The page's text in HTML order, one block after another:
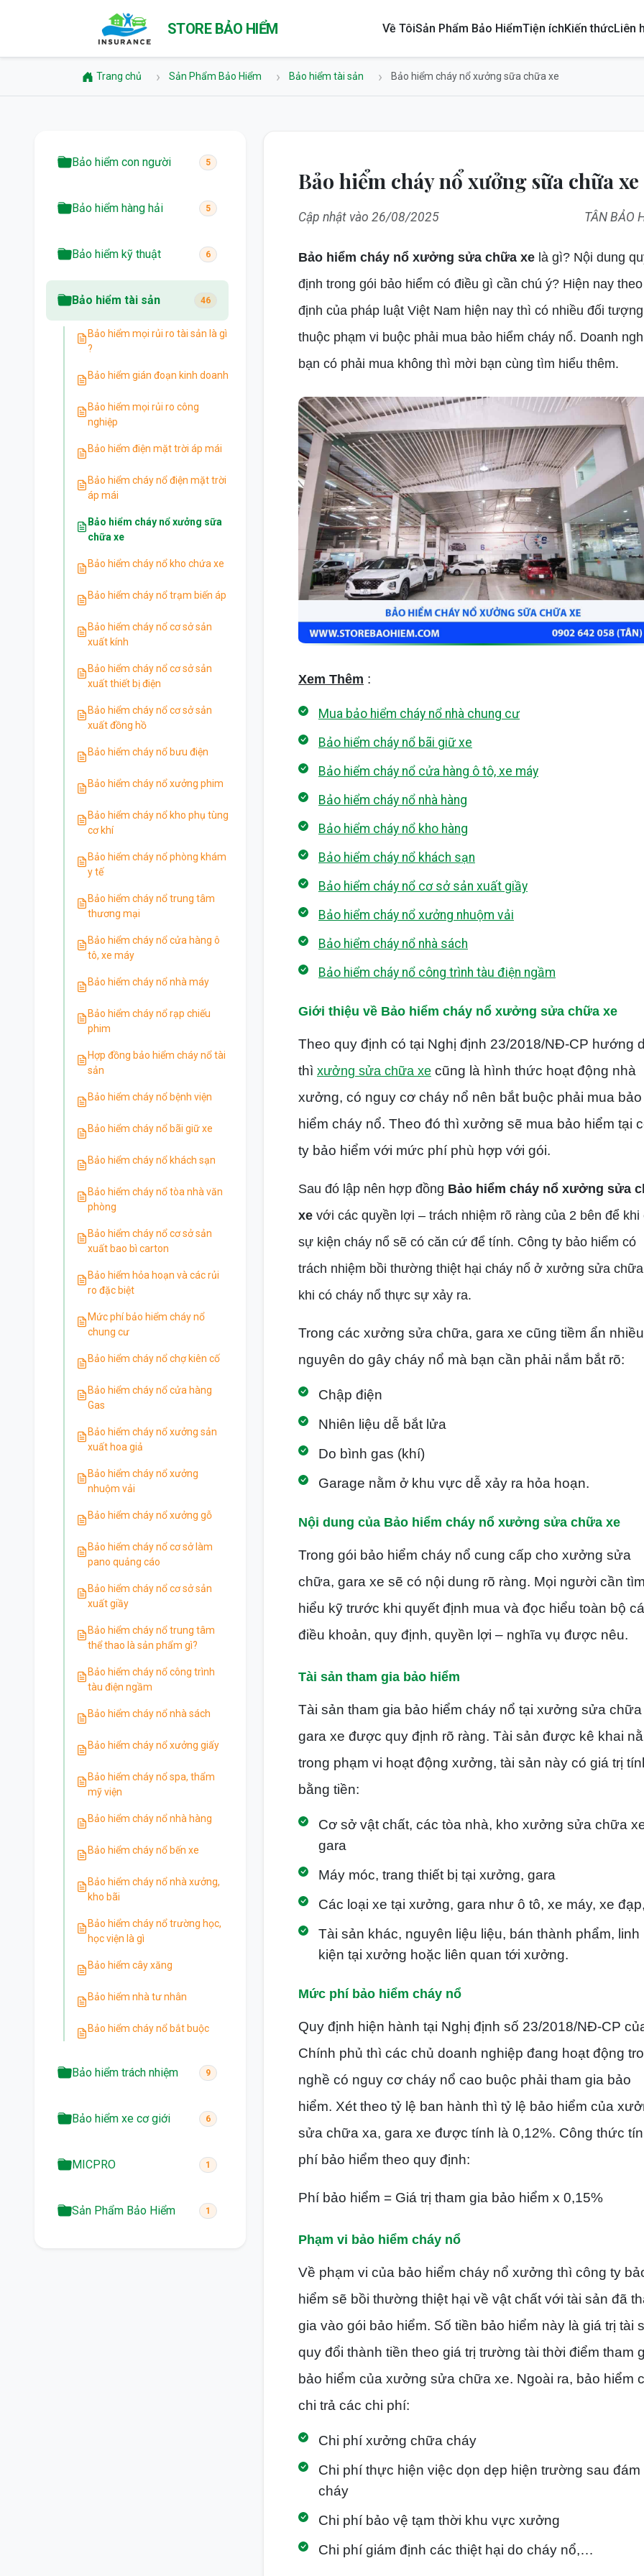
STORE BẢO HIỂM Về TôiSản Phẩm Bảo HiểmTiện íchKiến thứcLiên
Trang chủ Sản Phẩm Bảo Hiểm Bảo hiểm tài sản Bảo hiểm cháy nổ xưởng sữa chữa xe
Bảo hiểm con người 5
Bảo hiểm hàng hải 5
Bảo hiểm kỹ thuật 6
Bảo hiểm tài sản 46
Bảo hiểm mọi rủi ro tài sản là gì
?
Bảo hiểm gián đoạn kinh doanh
Bảo hiểm mọi rủi ro công
nghiệp
Bảo hiểm điện mặt trời áp mái
Bảo hiểm cháy nổ điện mặt trời
áp mái
Bảo hiểm cháy nổ xưởng sữa
chữa xe
Bảo hiểm cháy nổ kho chứa xe
Bảo hiểm cháy nổ trạm biến áp
Bảo hiểm cháy nổ cơ sở sản
xuất kính
Bảo hiểm cháy nổ cơ sở sản
xuất thiết bị điện
Bảo hiểm cháy nổ cơ sở sản
xuất đồng hồ
Bảo hiểm cháy nổ bưu điện
Bảo hiểm cháy nổ xưởng phim
Bảo hiểm cháy nổ kho phụ tùng
cơ khí
Bảo hiểm cháy nổ phòng khám
y tế
Bảo hiểm cháy nổ trung tâm
thương mại
Bảo hiểm cháy nổ cửa hàng ô
tô, xe máy
Bảo hiểm cháy nổ nhà máy
Bảo hiểm cháy nổ rạp chiếu
phim
Hợp đồng bảo hiểm cháy nổ tài
sản
Bảo hiểm cháy nổ bệnh viện
Bảo hiểm cháy nổ bãi giữ xe
Bảo hiểm cháy nổ khách sạn
Bảo hiểm cháy nổ tòa nhà văn
phòng
Bảo hiểm cháy nổ cơ sở sản
xuất bao bì carton
Bảo hiểm hỏa hoạn và các rủi
ro đặc biệt
Mức phí bảo hiểm cháy nổ
chung cư
Bảo hiểm cháy nổ chợ kiên cố
Bảo hiểm cháy nổ cửa hàng
Gas
Bảo hiểm cháy nổ xưởng sản
xuất hoa giả
Bảo hiểm cháy nổ xưởng
nhuộm vải
Bảo hiểm cháy nổ xưởng gỗ
Bảo hiểm cháy nổ cơ sở làm
pano quảng cáo
Bảo hiểm cháy nổ cơ sở sản
xuất giầy
Bảo hiểm cháy nổ trung tâm
thể thao là sản phẩm gì?
Bảo hiểm cháy nổ công trình
tàu điện ngầm
Bảo hiểm cháy nổ nhà sách
Bảo hiểm cháy nổ xưởng giấy
Bảo hiểm cháy nổ spa, thẩm
mỹ viện
Bảo hiểm cháy nổ nhà hàng
Bảo hiểm cháy nổ bến xe
Bảo hiểm cháy nổ nhà xưởng,
kho bãi
Bảo hiểm cháy nổ trường học,
học viện là gì
Bảo hiểm cây xăng
Bảo hiểm nhà tư nhân
Bảo hiểm cháy nổ bắt buộc
Bảo hiểm trách nhiệm 9
Bảo hiểm xe cơ giới 6
MICPRO 1
Sản Phẩm Bảo Hiểm 1
Bảo hiểm cháy nổ xưởng sữa chữa xe
Cập nhật vào 26/08/2025 TÂN BẢO
Bảo hiểm cháy nổ xưởng sửa chữa xe là gì? Nội dung
định trong gói bảo hiểm có điều gì cần chú ý? Hiện nay
định của pháp luật Việt Nam hiện nay thì có nhiều đối tượng
thuộc phạm vi buộc phải mua bảo hiểm cháy nổ. Doanh
bạn có phải mua không thì mời bạn cùng tìm hiểu thêm.
Xem Thêm :
Mua bảo hiểm cháy nổ nhà chung cư
Bảo hiểm cháy nổ bãi giữ xe
Bảo hiểm cháy nổ cửa hàng ô tô, xe máy
Bảo hiểm cháy nổ nhà hàng
Bảo hiểm cháy nổ kho hàng
Bảo hiểm cháy nổ khách sạn
Bảo hiểm cháy nổ cơ sở sản xuất giầy
Bảo hiểm cháy nổ xưởng nhuộm vải
Bảo hiểm cháy nổ nhà sách
Bảo hiểm cháy nổ công trình tàu điện ngầm
Giới thiệu về Bảo hiểm cháy nổ xưởng sửa chữa xe
Theo quy định có tại Nghị định 23/2018/NĐ-CP hướng
thì xưởng sửa chữa xe cũng là hình thức hoạt động nhà
xưởng, có nguy cơ cháy nổ nên bắt buộc phải mua bảo
hiểm cháy nổ. Theo đó thì xưởng sẽ mua bảo hiểm tại
ty bảo hiểm với mức phí phù hợp với gói.
Sau đó lập nên hợp đồng Bảo hiểm cháy nổ xưởng sửa
xe với các quyền lợi – trách nhiệm rõ ràng của 2 bên để khi
sự kiện cháy nổ sẽ có căn cứ để tính. Công ty bảo hiểm có
trách nhiệm bồi thường thiệt hại cháy nổ ở xưởng sửa
khi có cháy nổ thực sự xảy ra.
Trong các xưởng sửa chữa, gara xe cũng tiềm ẩn nhiều
nguyên do gây cháy nổ mà bạn cần phải nắm bắt rõ:
Chập điện
Nhiên liệu dễ bắt lửa
Do bình gas (khí)
Garage nằm ở khu vực dễ xảy ra hỏa hoạn.
Nội dung của Bảo hiểm cháy nổ xưởng sửa chữa xe
Trong gói bảo hiểm cháy nổ cung cấp cho xưởng sửa
chữa, gara xe sẽ có nội dung rõ ràng. Mọi người cần
hiểu kỹ trước khi quyết định mua và đọc hiểu toàn bộ
điều khoản, quy định, quyền lợi – nghĩa vụ được nêu.
Tài sản tham gia bảo hiểm
Tài sản tham gia bảo hiểm cháy nổ tại xưởng sửa
gara xe được quy định rõ ràng. Tài sản được kê khai
trong phạm vi hoạt động xưởng, tài sản này có giá trị
bằng tiền:
Cơ sở vật chất, các tòa nhà, kho xưởng sửa chữa
gara
Máy móc, trang thiết bị tại xưởng, gara
Các loại xe tại xưởng, gara như ô tô, xe máy, xe
Tài sản khác, nguyên liệu liệu, bán thành phẩm, linh
kiện tại xưởng hoặc liên quan tới xưởng.
Mức phí bảo hiểm cháy nổ
Quy định hiện hành tại Nghị định số 23/2018/NĐ-CP
Chính phủ thì các chủ doanh nghiệp đang hoạt động
nghề có nguy cơ cháy nổ cao buộc phải tham gia bảo
hiểm. Xét theo tỷ lệ ban hành thì tỷ lệ bảo hiểm của
sửa chữa xa, gara xe được tính là 0,12%. Công thức
phí bảo hiểm theo quy định:
Phí bảo hiểm = Giá trị tham gia bảo hiểm x 0,15%
Phạm vi bảo hiểm cháy nổ
Về phạm vi của bảo hiểm cháy nổ xưởng thì công ty
hiểm sẽ bồi thường thiệt hại về vật chất với tài sản đã
gia vào gói bảo hiểm. Số tiền bảo hiểm này là giá trị tài
quy đổi thành tiền theo giá trị trường tài thời điểm tham
bảo hiểm của xưởng sửa chữa xe. Ngoài ra, bảo hiểm
chi trả các chi phí:
Chi phí xưởng chữa cháy
Chi phí thực hiện việc dọn dẹp hiện trường sau đám
cháy
Chi phí bảo vệ tạm thời khu vực xưởng
Chi phí giám định các thiệt hại do cháy nổ,…